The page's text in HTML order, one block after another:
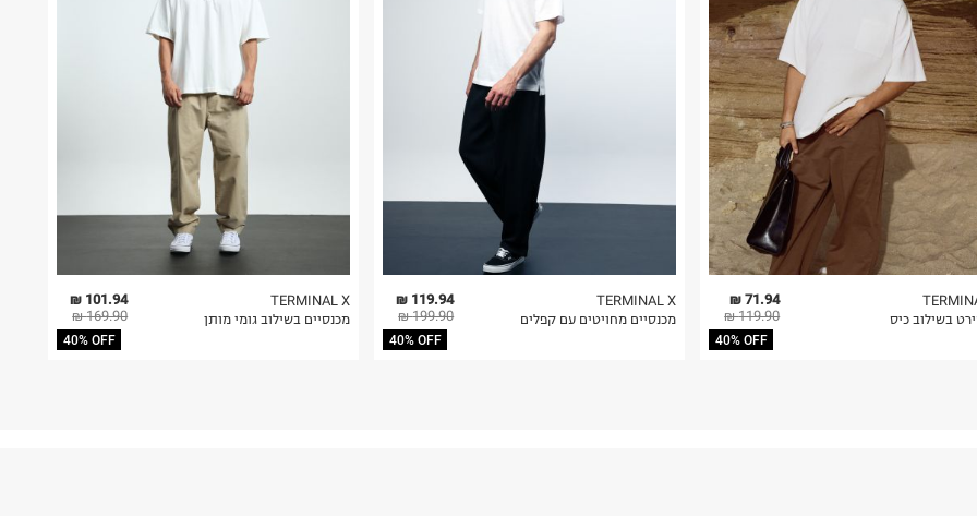
בלבד. לא ניתן
101.94 ₪
169.90 ₪
40% OFF
TERMINAL X
מכנסיים בשילוב גומי מותן
119.94 ₪
199.90 ₪
40% OFF
TERMINAL X
מכנסיים מחויטים עם קפלים
71.94 ₪
119.90 ₪
40% OFF
בשילוב כיס